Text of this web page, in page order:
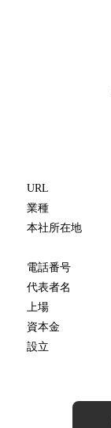
URL
業種
本社所在地
電話番号
代表者名
上場
資本金
設立